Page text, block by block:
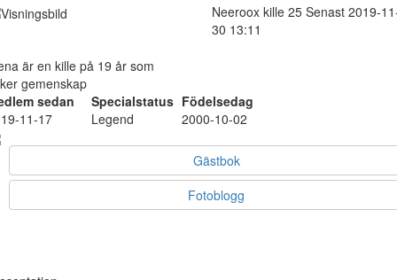
Neeroox kille 25 Senast 2019-
30 13:11
är en kille på 19 år som
gemenskap
sedan
Specialstatus Födelsedag
11-17
Legend 2000-10-02
Gästbok
Fotoblogg